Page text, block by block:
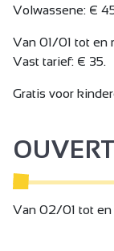
Volwassene: €
Van 01/01 tot en
Vast tarief: € 35.
Gratis voor
Van 02/01 tot en